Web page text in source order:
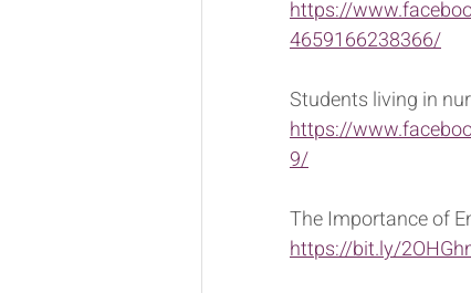
https://
4659166238366/
Students living in
https://
9/
The Importance of
https://bit.ly/